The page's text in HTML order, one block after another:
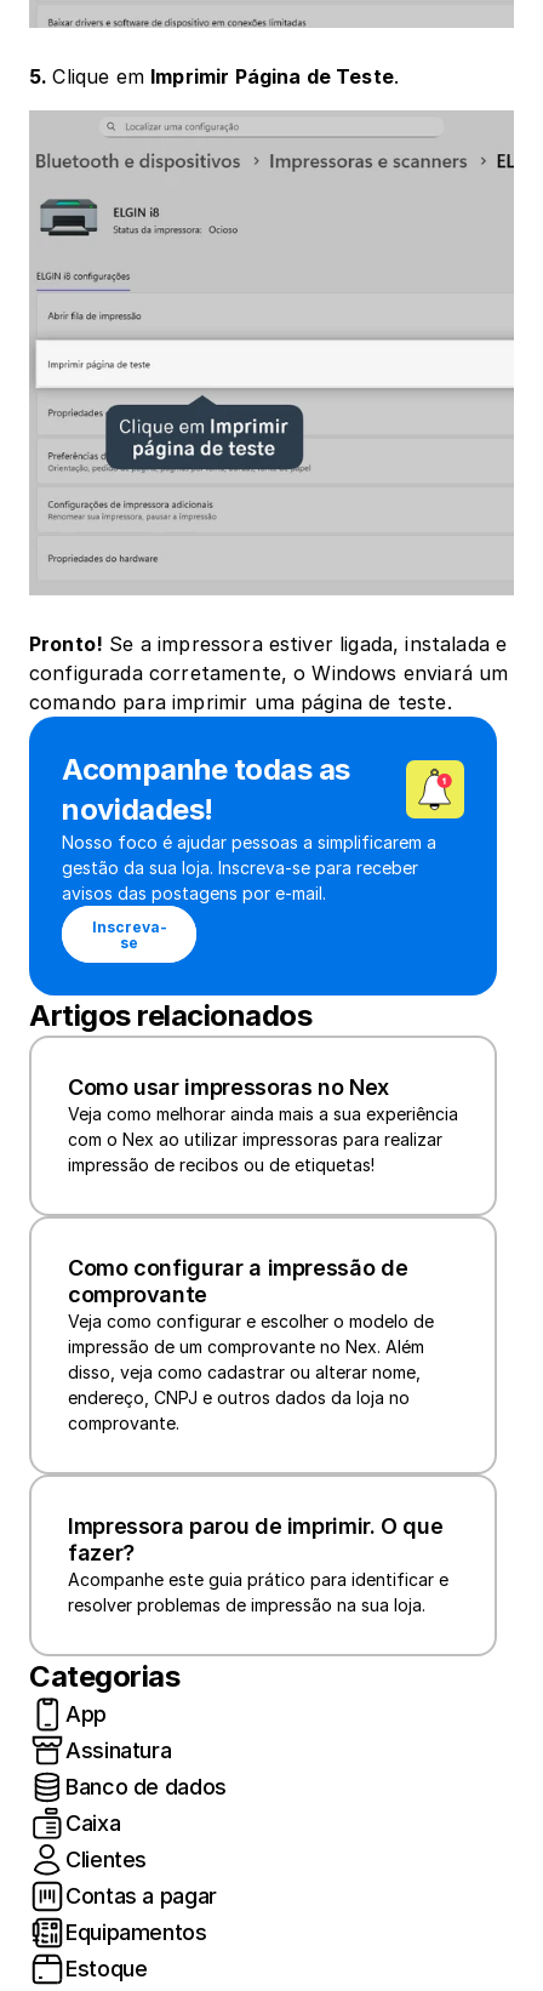
5. Clique em Imprimir Página de Teste.
Pronto! Se a impressora estiver ligada, instalada e
configurada corretamente, o Windows enviará um
comando para imprimir uma página de teste.
Acompanhe todas as
novidades!
Nosso foco é ajudar pessoas a simplificarem a
gestão da sua loja. Inscreva-se para receber
avisos das postagens por e-mail.
Inscreva-
se
Artigos relacionados
Como usar impressoras no Nex
Veja como melhorar ainda mais a sua experiência
com o Nex ao utilizar impressoras para realizar
impressão de recibos ou de etiquetas!
Como configurar a impressão de
comprovante
Veja como configurar e escolher o modelo de
impressão de um comprovante no Nex. Além
disso, veja como cadastrar ou alterar nome,
endereço, CNPJ e outros dados da loja no
comprovante.
Impressora parou de imprimir. O que
fazer?
Acompanhe este guia prático para identificar e
resolver problemas de impressão na sua loja.
Categorias
App
Assinatura
Banco de dados
Caixa
Clientes
Contas a pagar
Equipamentos
Estoque